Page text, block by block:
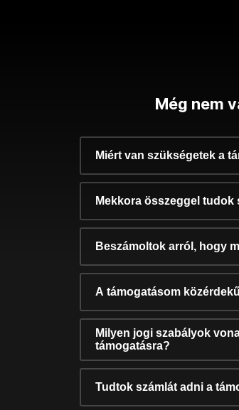
Még nem
Miért van szükségetek a
Mekkora összeggel tudok
Beszámoltok arról, hogy
A támogatásom
Milyen jogi szabályok
támogatásra?
Tudtok számlát adni a